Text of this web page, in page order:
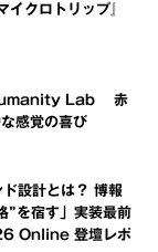
クロトリップ』
Lab 赤
感覚の喜び
設計とは？ 博報
”を宿す」実装最前
Online 登壇レポ